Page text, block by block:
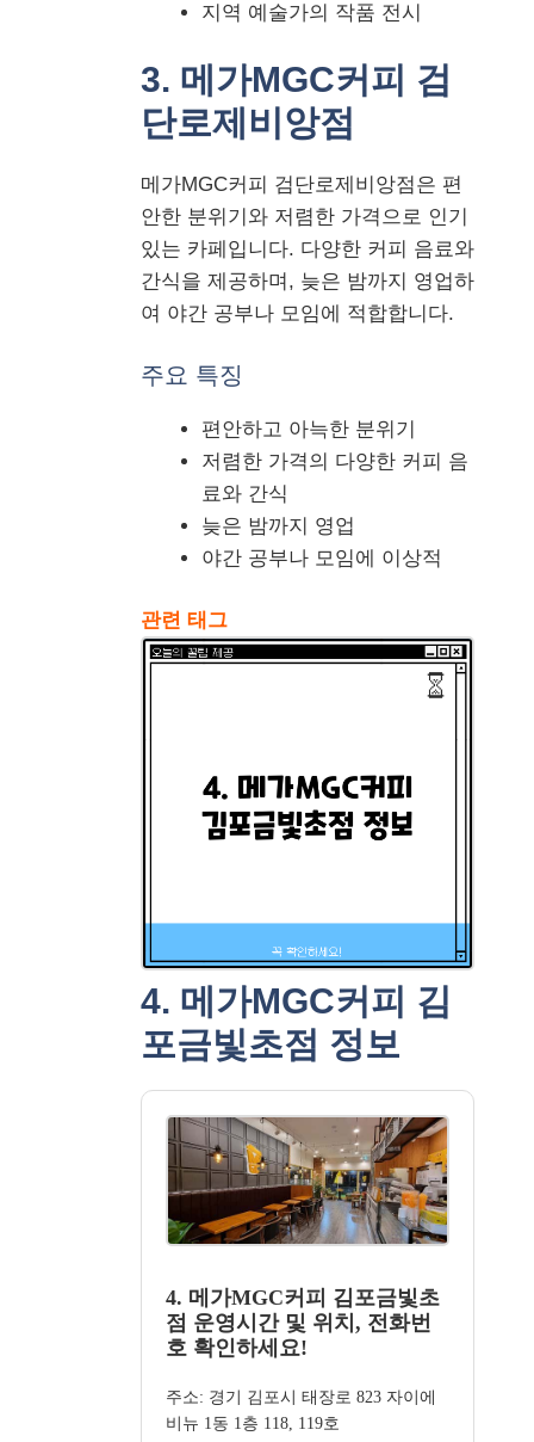
지역 예술가의 작품 전시
3. 메가MGC커피 검
단로제비앙점
메가MGC커피 검단로제비앙점은 편
안한 분위기와 저렴한 가격으로 인기
있는 카페입니다. 다양한 커피 음료와
간식을 제공하며, 늦은 밤까지 영업하
여 야간 공부나 모임에 적합합니다.
주요 특징
편안하고 아늑한 분위기
저렴한 가격의 다양한 커피 음
료와 간식
늦은 밤까지 영업
야간 공부나 모임에 이상적
관련 태그
4. 메가MGC커피 김
포금빛초점 정보
4. 메가MGC커피 김포금빛초
점 운영시간 및 위치, 전화번
호 확인하세요!
주소: 경기 김포시 태장로 823 자이에
비뉴 1동 1층 118, 119호